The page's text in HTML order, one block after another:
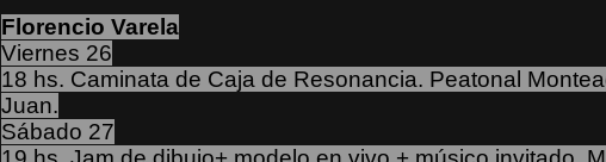
Florencio Varela
Viernes 26
18 hs. Caminata de Caja de Resonancia. Peatonal
Juan.
Sábado 27